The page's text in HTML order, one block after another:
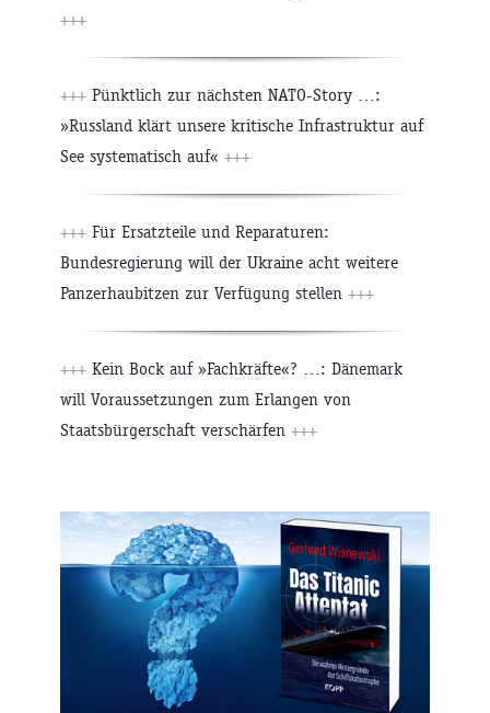
+++
+++ Pünktlich zur nächsten NATO-Story …:
»Russland klärt unsere kritische Infrastruktur auf
See systematisch auf« +++
+++ Für Ersatzteile und Reparaturen:
Bundesregierung will der Ukraine acht weitere
Panzerhaubitzen zur Verfügung stellen +++
+++ Kein Bock auf »Fachkräfte«? …: Dänemark
will Voraussetzungen zum Erlangen von
Staatsbürgerschaft verschärfen +++